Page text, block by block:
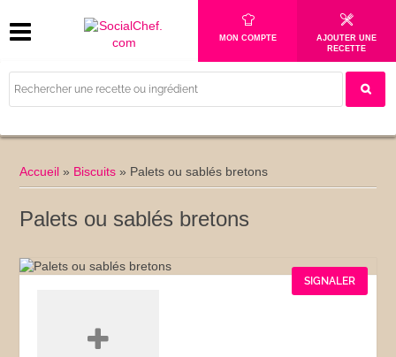
MON COMPTE
AJOUTER UNE
RECETTE
Accueil » Biscuits » Palets ou sablés bretons
Palets ou sablés bretons
SIGNALER